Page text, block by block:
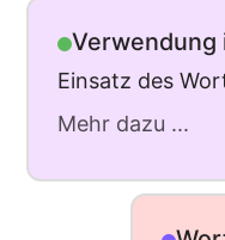
Verwendung
Einsatz des
Mehr dazu ...